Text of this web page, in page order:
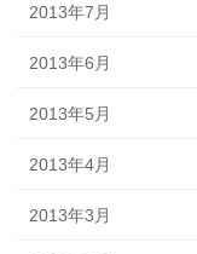
2013年7月
2013年6月
2013年5月
2013年4月
2013年3月